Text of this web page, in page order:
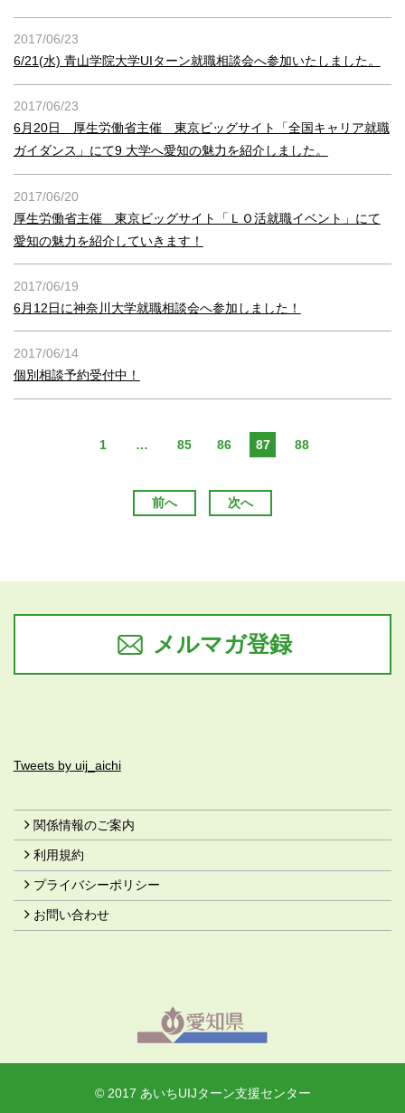
2017/06/23
6/21(水) 青山学院大学UIターン就職相談会へ参加いたしました。
2017/06/23
6月20日 厚生労働省主催 東京ビッグサイト「全国キャリア就職
ガイダンス」にて9 大学へ愛知の魅力を紹介しました。
2017/06/20
厚生労働省主催 東京ビッグサイト「ＬＯ活就職イベント」にて
愛知の魅力を紹介していきます！
2017/06/19
6月12日に神奈川大学就職相談会へ参加しました！
2017/06/14
個別相談予約受付中！
1 … 85 86 87 88
前へ 次へ
メルマガ登録
Tweets by uij_aichi
関係情報のご案内
利用規約
プライバシーポリシー
お問い合わせ
© 2017 あいちUIJターン支援センター